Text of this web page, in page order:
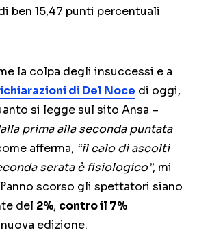
ben 15,47 punti percentuali
la colpa degli insuccessi e a
di Del Noce di oggi,
si legge sul sito Ansa –
prima alla seconda puntata
afferma, “il calo di ascolti
serata è fisiologico”, mi
scorso gli spettatori siano
del 2%, contro il 7%
edizione.